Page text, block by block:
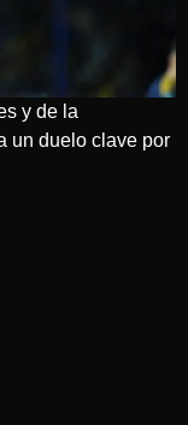
y de la
un duelo clave por